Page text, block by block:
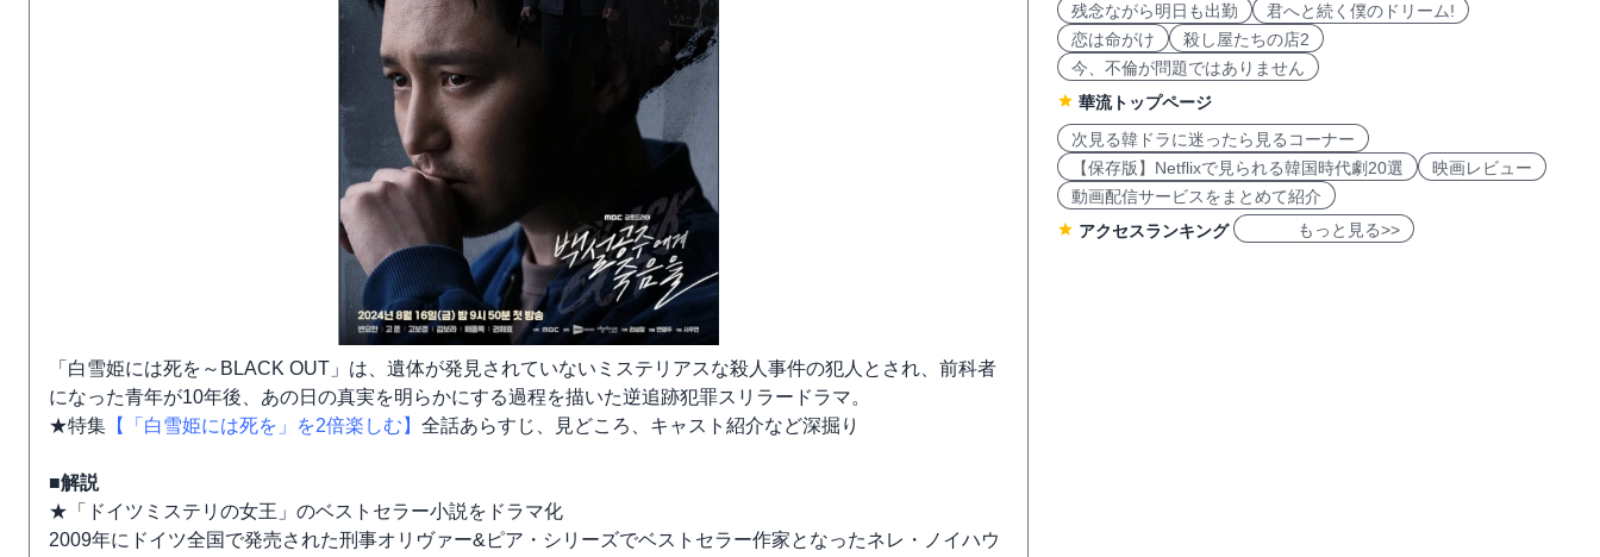
「白雪姫には死を～BLACK OUT」は、遺体が発見されていないミステリアスな殺人事件の犯人とされ、前科者
になった青年が10年後、あの日の真実を明らかにする過程を描いた逆追跡犯罪スリラードラマ。
★特集 【「白雪姫には死を」を2倍楽しむ】 全話あらすじ、見どころ、キャスト紹介など深掘り
■解説
★「ドイツミステリの女王」のベストセラー小説をドラマ化
2009年にドイツ全国で発売された刑事オリヴァー&ピア・シリーズでベストセラー作家となったネレ・ノイハウ
残念ながら明日も出勤
君へと続く僕のドリーム!
恋は命がけ
殺し屋たちの店2
今、不倫が問題ではありません
華流トップページ
次見る韓ドラに迷ったら見るコーナー
【保存版】Netflixで見られる韓国時代劇20選
映画レビュー
動画配信サービスをまとめて紹介
アクセスランキング
もっと見る>>